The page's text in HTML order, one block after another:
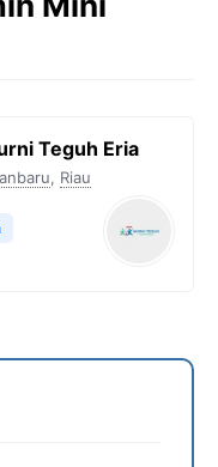
Teguh Eria
, Riau